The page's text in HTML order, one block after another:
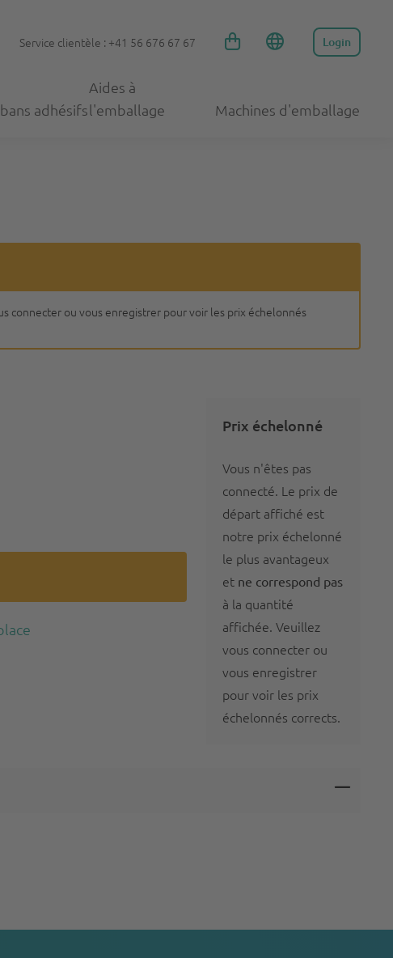
Service clientèle : +41 56 676 67 67 Login
adhésifs
Aides à
l'emballage
Machines d'emballage
connecter ou vous enregistrer pour voir les prix échelonnés
Prix échelonné
Vous n'êtes pas
connecté. Le prix de
départ affiché est
notre prix échelonné
le plus avantageux
et ne correspond pas
à la quantité
affichée. Veuillez
vous connecter ou
vous enregistrer
pour voir les prix
échelonnés corrects.